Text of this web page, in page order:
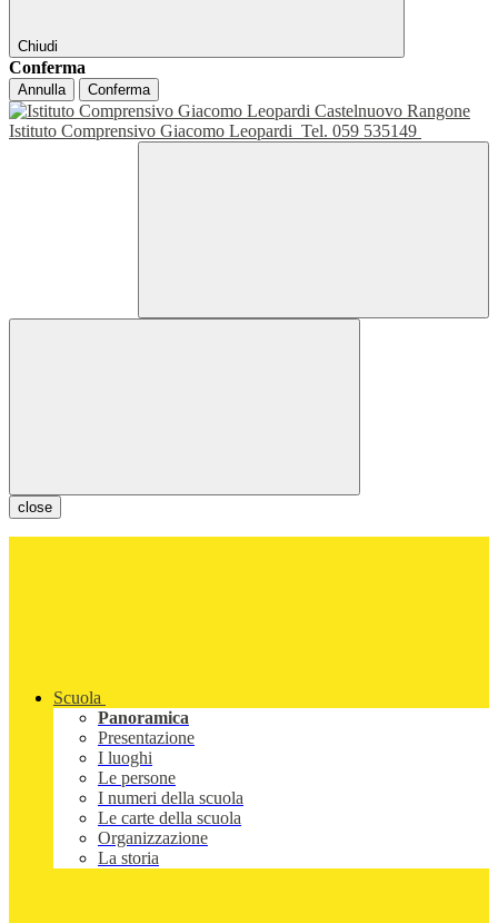
Chiudi
Conferma
Annulla Conferma
Istituto Comprensivo Giacomo Leopardi Tel. 059 535149
close
Scuola
Panoramica
Presentazione
I luoghi
Le persone
I numeri della scuola
Le carte della scuola
Organizzazione
La storia